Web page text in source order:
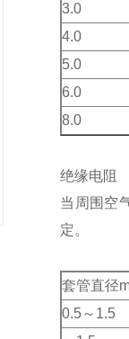
3.0
4.0
5.0
6.0
8.0
绝缘电阻
当周围空
定。
套管直径
0.5～1.5